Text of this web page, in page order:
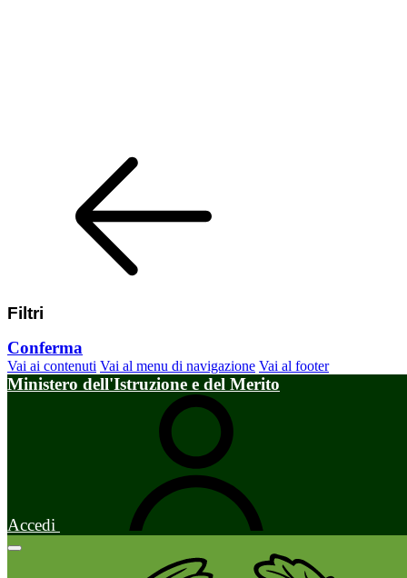
Filtri
Conferma
Vai ai contenuti Vai al menu di navigazione Vai al footer
Ministero dell'Istruzione e del Merito
Accedi